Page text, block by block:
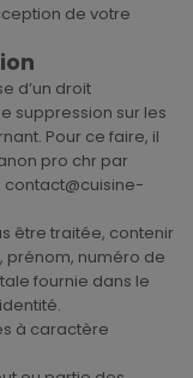
de votre
d’un droit
suppression sur les
Pour ce faire, il
pro chr par
contact@cuisine-
être traitée, contenir
prénom, numéro de
fournie dans le
à caractère